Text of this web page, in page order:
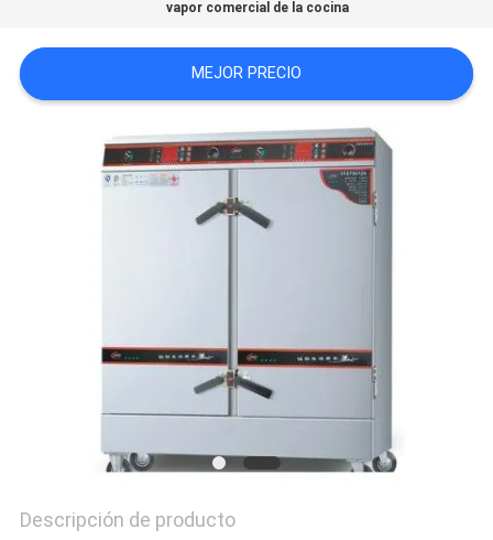
CASOS
PRIVACY
POLICY
vapor comercial de la cocina
MEJOR PRECIO
Descripción de producto